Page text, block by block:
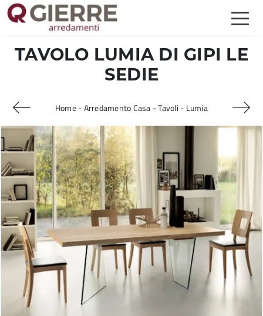
TAVOLO LUMIA DI GIPI LE
SEDIE
Home-Arredamento Casa -Tavoli - Lumia